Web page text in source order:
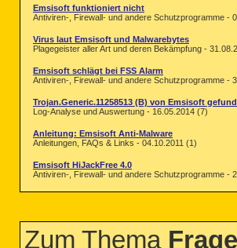
Emsisoft funktioniert nicht
Antiviren-, Firewall- und andere Schutzprogramme -
Virus laut Emsisoft und Malwarebytes
Plagegeister aller Art und deren Bekämpfung -
Emsisoft schlägt bei FSS Alarm
Antiviren-, Firewall- und andere Schutzprogramme -
Trojan.Generic.11258513 (B) von Emsisoft
Log-Analyse und Auswertung - 16.05.2014 (7)
Anleitung: Emsisoft Anti-Malware
Anleitungen, FAQs & Links - 04.10.2011 (1)
Emsisoft HiJackFree 4.0
Antiviren-, Firewall- und andere Schutzprogramme -
Zum Thema